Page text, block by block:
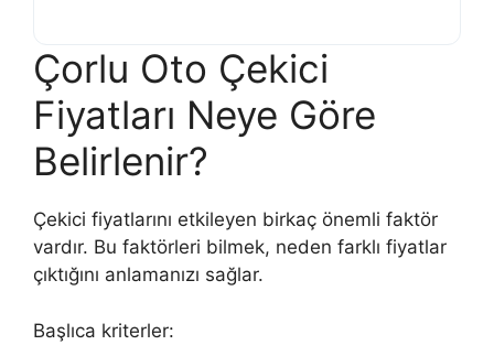
Çorlu Oto Çekici
Fiyatları Neye Göre
Belirlenir?
Çekici fiyatlarını etkileyen birkaç önemli faktör
vardır. Bu faktörleri bilmek, neden farklı fiyatlar
çıktığını anlamanızı sağlar.
Başlıca kriterler: